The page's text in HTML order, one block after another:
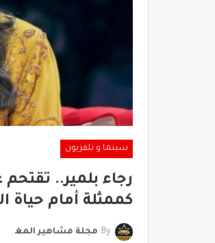
سينما و تلفزيون
رجاء بلمير..
كممثلة أمام حياة
By مجلة مشاهير المغرب